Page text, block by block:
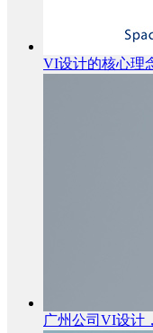
VI设计的核心理
广州公司VI设计